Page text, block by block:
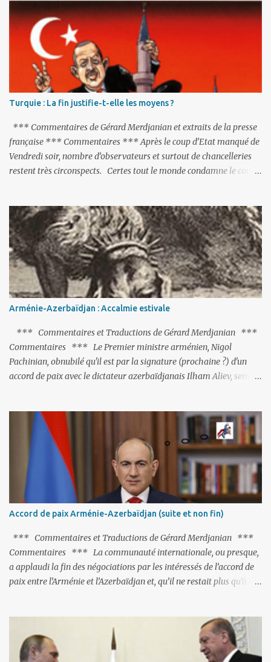
i
Turquie : La fin justifie-t-elle les moyens ?
*** Commentaires de Gérard Merdjanian et extraits de la presse
française *** Commentaires *** Après le coup d’Etat manqué de
Vendredi soir, nombre d’observateurs et surtout de chancelleries
restent très circonspects. Certes tout le monde condamne le coup
actions menées par le président Erdoğan, et pour certains sur la
réalisation du putsch lui-même.
Arménie-Azerbaïdjan : Accalmie estivale
*** Commentaires et Traductions de Gérard Merdjanian ***
Commentaires *** Le Premier ministre arménien, Nigol
Pachinian, obnubilé qu'il est par la signature (prochaine ?) d'un
accord de paix avec le dictateur azerbaïdjanais Ilham Aliev, serait
C'est hélas fort peu probable ; l'Histoire ou la Littérature ne sont
pas ses points forts, pas plus d'ailleurs que les négociations avec le
tandem turco-azéri. Faisant fi de tout ce qui précède la chute de
l'URSS, il est exclusivement intéressé par ce qu'il nomme «
l'Arménie réelle ». Même les trois présidents qu'ils l'ont précédés ne
trouvent pas grâce à ses yeux, les traitant de tous les noms, avant
de les traîner en justice. Et comme les politiciens ne lui suffisent
pas, il s'attaque aux dignitaires de l'Église arménienne, les...
Accord de paix Arménie-Azerbaïdjan (suite et non fin)
*** Commentaires et Traductions de Gérard Merdjanian ***
Commentaires *** La communauté internationale, ou presque,
a applaudi la fin des négociations par les intéressés de l’accord de
paix entre l’Arménie et l’Azerbaïdjan et, qu’il ne restait plus qu’à le
Les deux points non résolus portaient sur la renonciation aux
revendications internationales mutuelles et sur l'abstention de
déployer des représentants d'autres pays le long de la frontière